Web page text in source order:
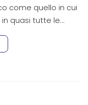
come quello in cui
quasi tutte le…